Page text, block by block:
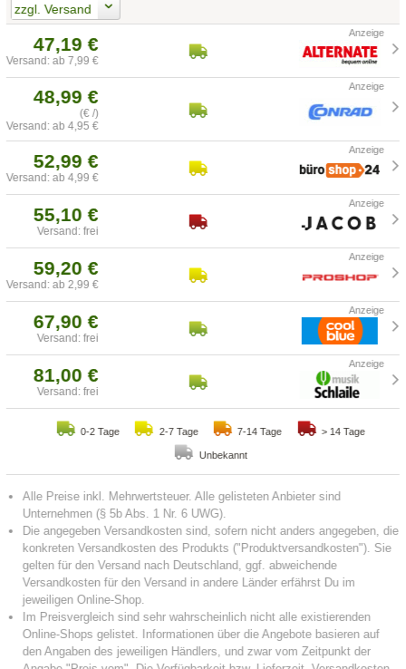
zzgl. Versand
47,19 €
Versand: ab 7,99 €
48,99 €
(€ /)
Versand: ab 4,95 €
52,99 €
Versand: ab 4,99 €
55,10 €
Versand: frei
59,20 €
Versand: ab 2,99 €
67,90 €
Versand: frei
81,00 €
Versand: frei
0-2 Tage 2-7 Tage 7-14 Tage > 14 Tage
Unbekannt